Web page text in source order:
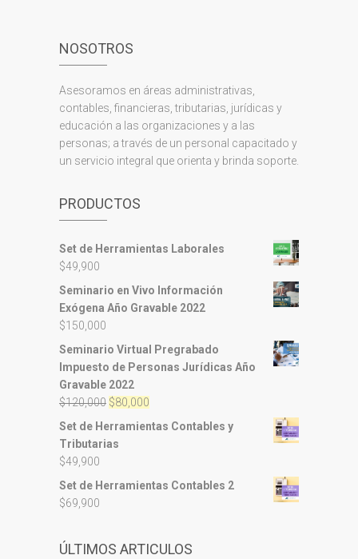
NOSOTROS
Asesoramos en áreas administrativas,
contables, financieras, tributarias, jurídicas y
educación a las organizaciones y a las
personas; a través de un personal capacitado y
un servicio integral que orienta y brinda soporte.
PRODUCTOS
Set de Herramientas Laborales
$49,900
Seminario en Vivo Información
Exógena Año Gravable 2022
$150,000
Seminario Virtual Pregrabado
Impuesto de Personas Jurídicas Año
Gravable 2022
$120,000 El
precio
$80,000
precio
Set de Herramientas Contables y
Tributarias
$49,900
Set de Herramientas Contables 2
$69,900
ÚLTIMOS ARTICULOS